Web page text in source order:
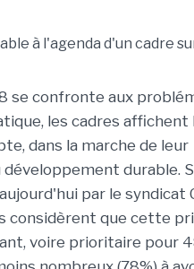
se confronte aux
les cadres affichent
dans la marche de leur
durable.
par le syndicat
considèrent que cette
voire prioritaire pour